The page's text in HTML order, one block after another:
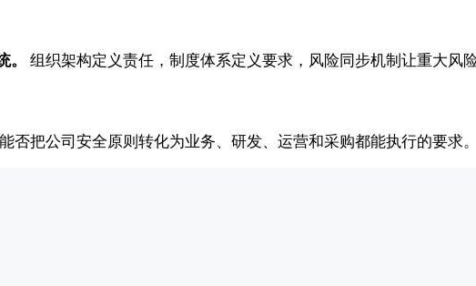
组织架构定义责任，制度体系定义要求，风险同步机制让重大风
否把公司安全原则转化为业务、研发、运营和采购都能执行的要求。